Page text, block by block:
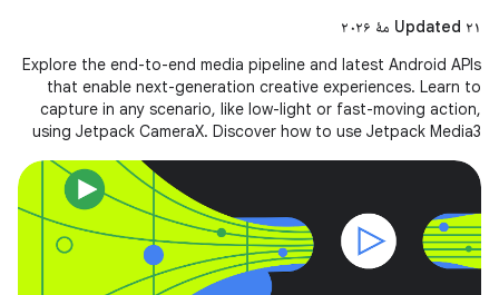
Updated ۲۱ مهٔ ۲۰۲۶
Explore the end-to-end media pipeline and latest Android APIs
that enable next-generation creative experiences. Learn to
capture in any scenario, like low-light or fast-moving action,
using Jetpack CameraX. Discover how to use Jetpack Media3